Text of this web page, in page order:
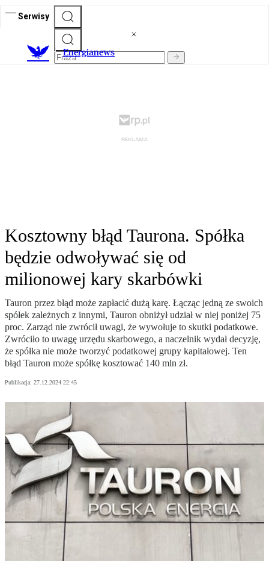
Serwisy
Energianews
Kosztowny błąd Taurona. Spółka
będzie odwoływać się od
milionowej kary skarbówki
Tauron przez błąd może zapłacić dużą karę. Łącząc jedną ze swoich
spółek zależnych z innymi, Tauron obniżył udział w niej poniżej 75
proc. Zarząd nie zwrócił uwagi, że wywołuje to skutki podatkowe.
Zwróciło to uwagę urzędu skarbowego, a naczelnik wydał decyzję,
że spółka nie może tworzyć podatkowej grupy kapitałowej. Ten
błąd Tauron może spółkę kosztować 140 mln zł.
Publikacja: 27.12.2024 22:45